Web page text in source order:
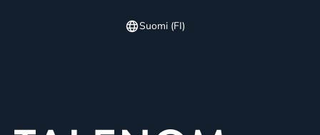
Suomi (FI)